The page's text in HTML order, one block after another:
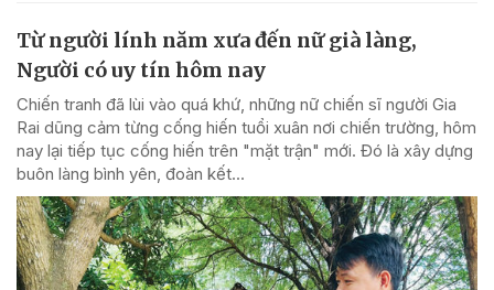
Từ người lính năm xưa đến nữ già làng,
Người có uy tín hôm nay
Chiến tranh đã lùi vào quá khứ, những nữ chiến sĩ người Gia
Rai dũng cảm từng cống hiến tuổi xuân nơi chiến trường, hôm
nay lại tiếp tục cống hiến trên "mặt trận" mới. Đó là xây dựng
buôn làng bình yên, đoàn kết...